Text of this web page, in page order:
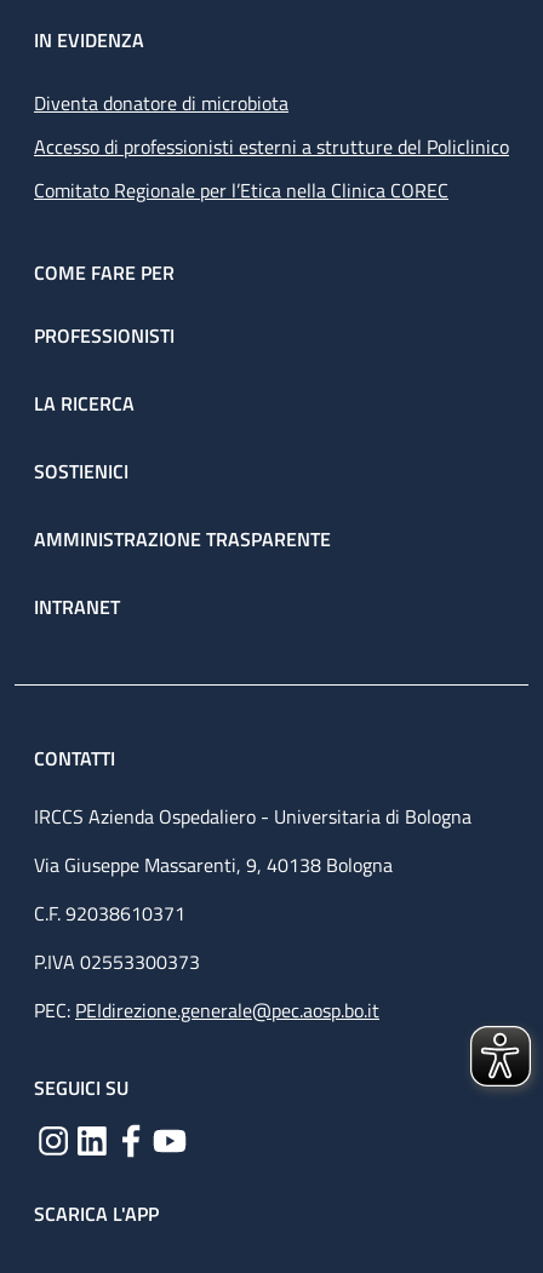
IN EVIDENZA
Diventa donatore di microbiota
Accesso di professionisti esterni a strutture del Policlinico
Comitato Regionale per l’Etica nella Clinica COREC
COME FARE PER
PROFESSIONISTI
LA RICERCA
SOSTIENICI
AMMINISTRAZIONE TRASPARENTE
INTRANET
CONTATTI
IRCCS Azienda Ospedaliero - Universitaria di Bologna
Via Giuseppe Massarenti, 9, 40138 Bologna
C.F. 92038610371
P.IVA 02553300373
PEC: PEIdirezione.generale@pec.aosp.bo.it
SEGUICI SU
SCARICA L'APP